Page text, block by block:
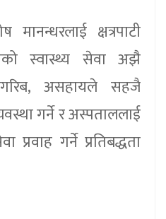
क्षत्रपाटी
स्वास्थ्य सेवा अझै
गरिब, असहायले सहजै
गर्ने र अस्पताललाई
प्रवाह गर्ने प्रतिबद्धता